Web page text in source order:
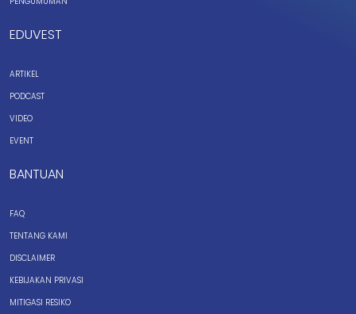
EDUVEST
ARTIKEL
PODCAST
VIDEO
EVENT
BANTUAN
FAQ
TENTANG KAMI
DISCLAIMER
KEBIJAKAN PRIVASI
MITIGASI RESIKO